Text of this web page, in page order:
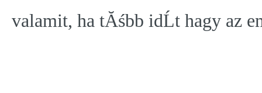
valamit, ha tĂśbb idĹt hagy az